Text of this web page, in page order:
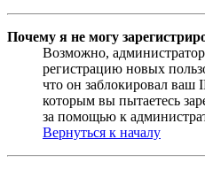
Почему я не могу
Возможно,
регистрацию новых
что он заблокировал ваш
которым вы пытаетесь
за помощью к
Вернуться к началу